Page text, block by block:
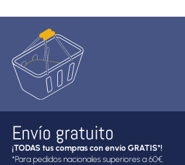
Envío gratuito
¡TODAS tus compras con envío GRATIS*!
*Para pedidos nacionales superiores a 60€.